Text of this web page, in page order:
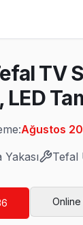
2026
TV
LED
Ağustos
Tefal